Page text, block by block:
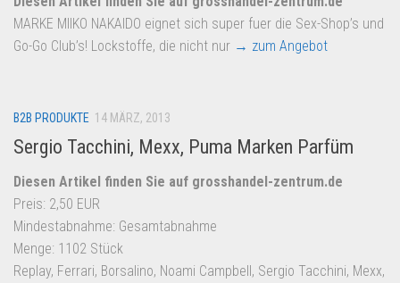
MARKE MIIKO NAKAIDO eignet sich super fuer die Sex-Shop’s und
Go-Go Club’s! Lockstoffe, die nicht nur → zum Angebot
B2B PRODUKTE 14 MÄRZ, 2013
Sergio Tacchini, Mexx, Puma Marken Parfüm
Diesen Artikel finden Sie auf grosshandel-zentrum.de
Preis: 2,50 EUR
Mindestabnahme: Gesamtabnahme
Menge: 1102 Stück
Replay, Ferrari, Borsalino, Noami Campbell, Sergio Tacchini, Mexx,